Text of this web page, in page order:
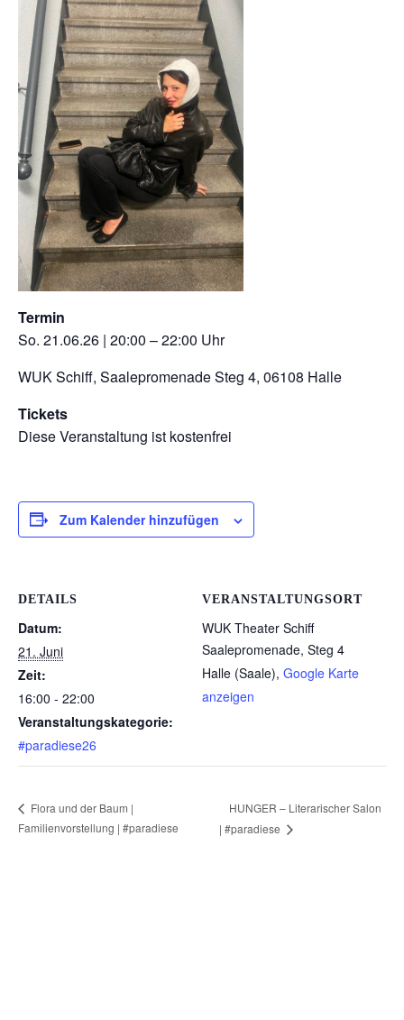
Termin
So. 21.06.26 | 20:00 – 22:00 Uhr
WUK Schiff, Saalepromenade Steg 4, 06108 Halle
Tickets
Diese Veranstaltung ist kostenfrei
Zum Kalender hinzufügen
DETAILS
Datum:
21. Juni
Zeit:
16:00 - 22:00
Veranstaltungskategorie:
#paradiese26
VERANSTALTUNGSORT
WUK Theater Schiff
Saalepromenade, Steg 4
Halle (Saale), Google Karte
anzeigen
Flora und der Baum |
Familienvorstellung | #paradiese
HUNGER – Literarischer Salon
| #paradiese